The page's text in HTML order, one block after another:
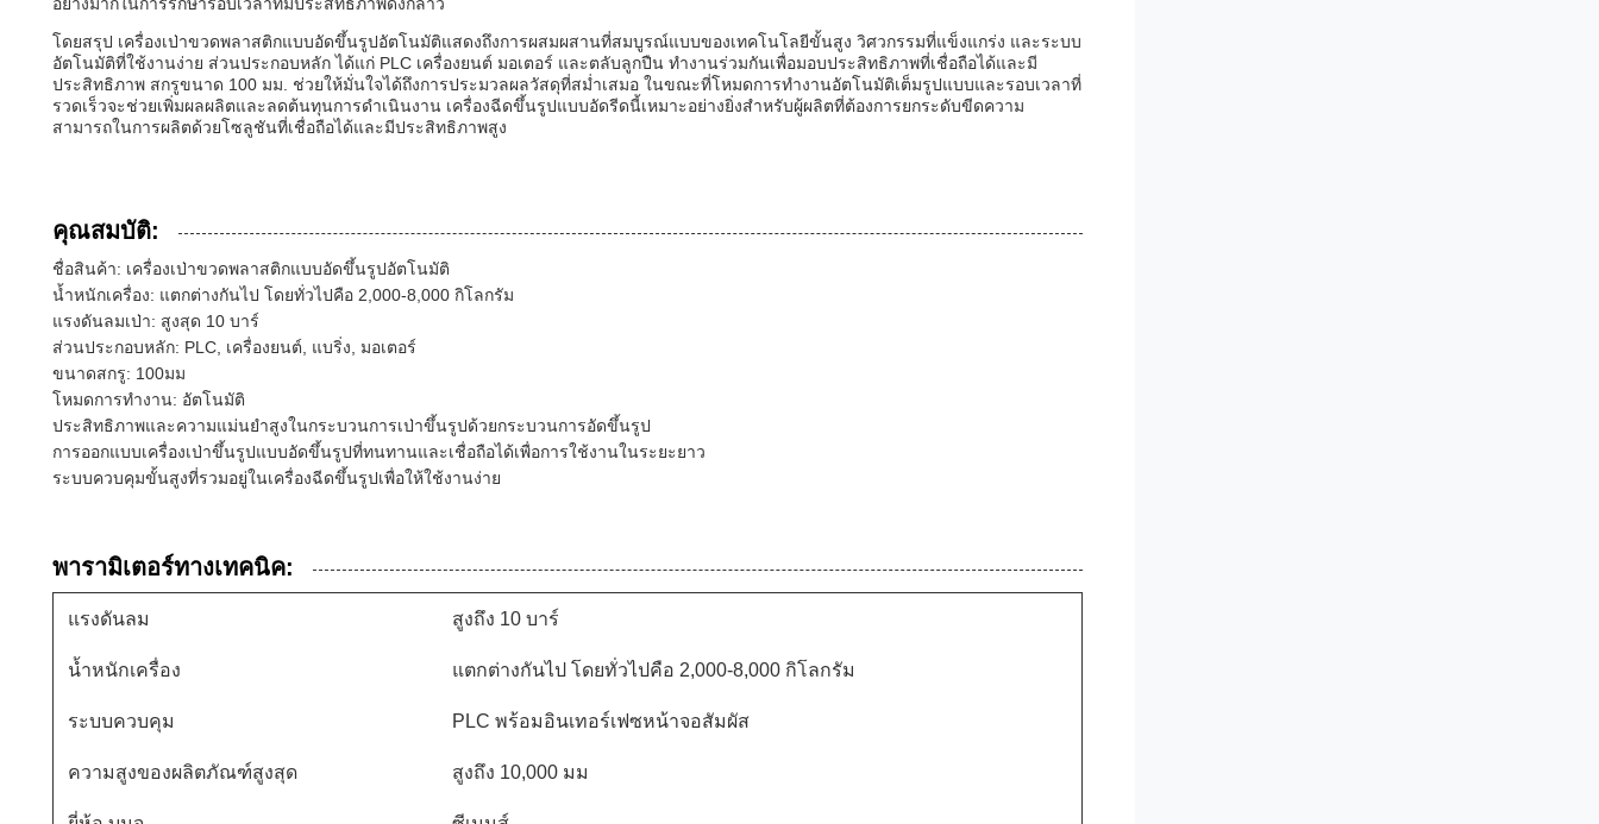
โดยสรุป เครื่องเป่าขวดพลาสติกแบบอัดขึ้นรูปอัตโนมัติแสดงถึงการผสมผสานที่สมบูรณ์แบบของเทคโนโลยีขั้นสูง วิศวกรรมที่แข็งแกร่ง และระบบ
อัตโนมัติที่ใช้งานง่าย ส่วนประกอบหลัก ได้แก่ PLC เครื่องยนต์ มอเตอร์ และตลับลูกปืน ทำงานร่วมกันเพื่อมอบประสิทธิภาพที่เชื่อถือได้และมี
ประสิทธิภาพ สกรูขนาด 100 มม. ช่วยให้มั่นใจได้ถึงการประมวลผลวัสดุที่สม่ำเสมอ ในขณะที่โหมดการทำงานอัตโนมัติเต็มรูปแบบและรอบเวลาที่
รวดเร็วจะช่วยเพิ่มผลผลิตและลดต้นทุนการดำเนินงาน เครื่องฉีดขึ้นรูปแบบอัดรีดนี้เหมาะอย่างยิ่งสำหรับผู้ผลิตที่ต้องการยกระดับขีดความ
สามารถในการผลิตด้วยโซลูชันที่เชื่อถือได้และมีประสิทธิภาพสูง
คุณสมบัติ:
ชื่อสินค้า: เครื่องเป่าขวดพลาสติกแบบอัดขึ้นรูปอัตโนมัติ
น้ำหนักเครื่อง: แตกต่างกันไป โดยทั่วไปคือ 2,000-8,000 กิโลกรัม
แรงดันลมเป่า: สูงสุด 10 บาร์
ส่วนประกอบหลัก: PLC, เครื่องยนต์, แบริ่ง, มอเตอร์
ขนาดสกรู: 100มม
โหมดการทำงาน: อัตโนมัติ
ประสิทธิภาพและความแม่นยำสูงในกระบวนการเป่าขึ้นรูปด้วยกระบวนการอัดขึ้นรูป
การออกแบบเครื่องเป่าขึ้นรูปแบบอัดขึ้นรูปที่ทนทานและเชื่อถือได้เพื่อการใช้งานในระยะยาว
ระบบควบคุมขั้นสูงที่รวมอยู่ในเครื่องฉีดขึ้นรูปเพื่อให้ใช้งานง่าย
พารามิเตอร์ทางเทคนิค:
แรงดันลม สูงถึง 10 บาร์
น้ำหนักเครื่อง แตกต่างกันไป โดยทั่วไปคือ 2,000-8,000 กิโลกรัม
ระบบควบคุม PLC พร้อมอินเทอร์เฟซหน้าจอสัมผัส
ความสูงของผลิตภัณฑ์สูงสุด สูงถึง 10,000 มม